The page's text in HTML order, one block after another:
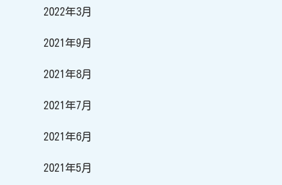
2022年3月
2021年9月
2021年8月
2021年7月
2021年6月
2021年5月